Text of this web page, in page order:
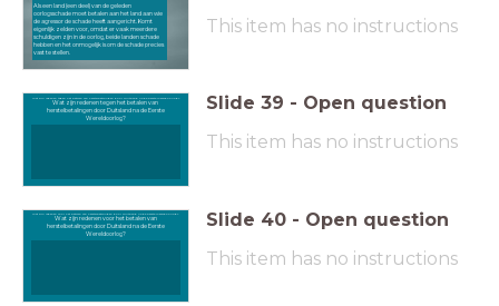
Als een land (een deel) van de geleden
oorlogsschade moet betalen aan het land aan wie
de agressor de schade heeft aangericht. Komt
eigenlijk zelden voor, omdat er vaak meerdere
schuldigen zijn in de oorlog, beide landen schade
hebben en het onmogelijk is om de schade precies
vast te stellen.
This item has no instructions
Wat zijn redenen tegen het betalen van herstelbetalingen door Duitsland na de Eerste Wereldoorlog?
Wat zijn redenen tegen het betalen van
herstelbetalingen door Duitsland na de Eerste
Wereldoorlog?
Slide 39 - Open question
This item has no instructions
Wat zijn redenen voor het betalen van herstelbetalingen door Duitsland na de Eerste Wereldoorlog?
Wat zijn redenen voor het betalen van
herstelbetalingen door Duitsland na de Eerste
Wereldoorlog?
Slide 40 - Open question
This item has no instructions